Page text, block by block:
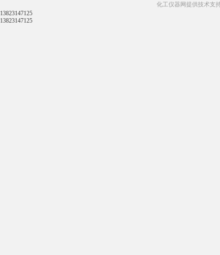
化工仪器网提供技术支
13823147125
13823147125